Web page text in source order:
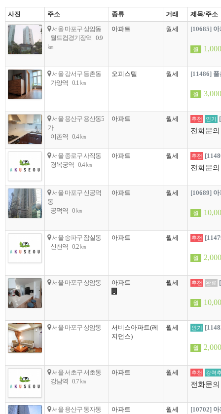
사진 주소 종류 거래
제목/주소
서울 마포구 상암동
월드컵경기장역 0.9
㎞
아파트 월세 [10685]
월 1,000
서울 강서구 등촌동
가양역 0.1 ㎞
오피스텔 월세 [11486]
월 3,000
서울 용산구 용산동5
가
이촌역 0.4 ㎞
아파트 월세 추천 인기
전화문의
서울 종로구 사직동
경복궁역 0.4 ㎞
아파트 월세 추천
전화문의
서울 마포구 신공덕
동
공덕역 0 ㎞
아파트 월세 [10689]
월
서울 송파구 잠실동
신천역 0.2 ㎞
아파트 월세 추천
월 2,000
서울 마포구 상암동 아파트 월세 추천 완료
월
서울 마포구 상암동
서비스아파트(레
지던스)
월세 인기
월 2,000
서울 서초구 서초동
강남역 0.7 ㎞
아파트 월세 추천 강력
전화문의
서울 용산구 동자동
아파트 월세 [10702]